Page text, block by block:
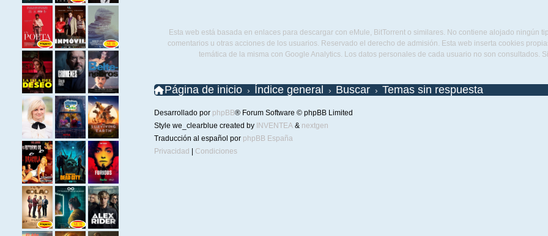
Esta web está basada en enlaces para descargar con eMule, BitTorrent o similares. No contiene alojado ningún
comentarios u otras acciones de los usuarios. Reservado el derecho de admisión. Esta web inserta cookies
temática de la misma con Google Analytics. Los datos personales de cada usuario no son consultados.
Página de inicio Índice general Buscar Temas sin respuesta
Desarrollado por phpBB® Forum Software © phpBB Limited
Style we_clearblue created by INVENTEA& nextgen
Traducción al español por phpBB España
Privacidad
Condiciones